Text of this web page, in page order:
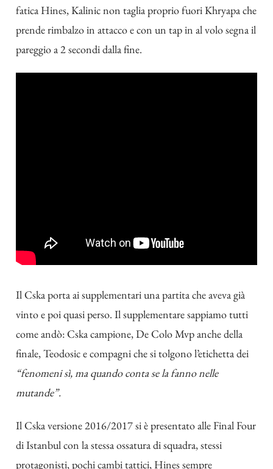
fatica Hines, Kalinic non taglia proprio fuori Khryapa che
prende rimbalzo in attacco e con un tap in al volo segna il
pareggio a 2 secondi dalla fine.
Il Cska porta ai supplementari una partita che aveva già
vinto e poi quasi perso. Il supplementare sappiamo tutti
come andò: Cska campione, De Colo Mvp anche della
finale, Teodosic e compagni che si tolgono l’etichetta dei
“fenomeni sì, ma quando conta se la fanno nelle
mutande”.
Il Cska versione 2016/2017 si è presentato alle Final Four
di Istanbul con la stessa ossatura di squadra, stessi
protagonisti, pochi cambi tattici, Hines sempre